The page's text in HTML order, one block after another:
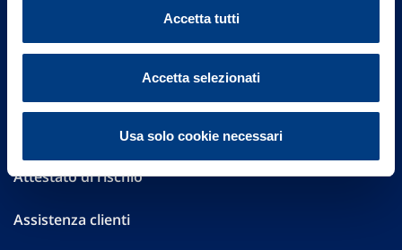
Accetta tutti
Accetta selezionati
Usa solo cookie necessari
Performances
Preventivatore online
Attestato di rischio
Assistenza clienti